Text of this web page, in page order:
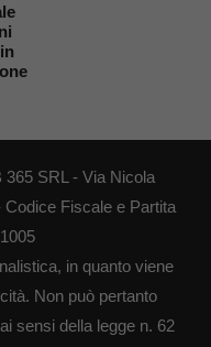
365 SRL - Via Nicola
Fiscale e Partita
in quanto viene
Non può pertanto
sensi della legge n. 62